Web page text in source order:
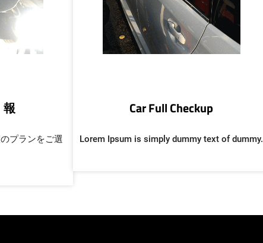
プランをご選
Car Full Checkup
Lorem Ipsum is simply dummy text of dummy.